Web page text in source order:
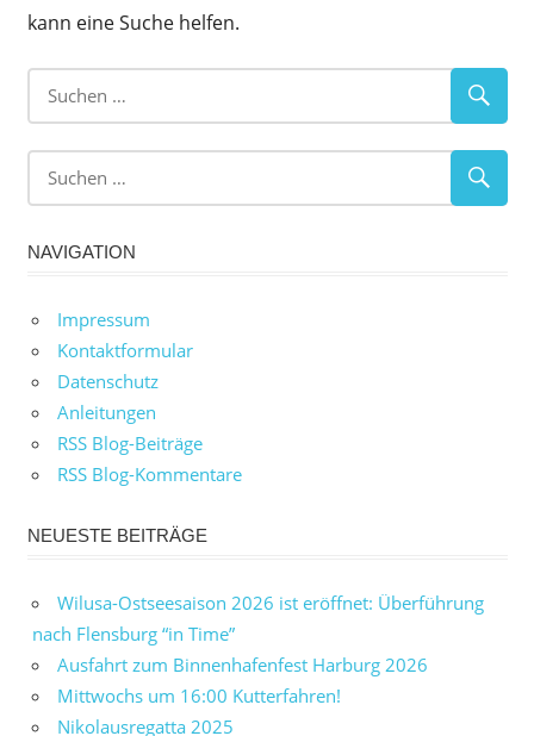
kann eine Suche helfen.
NAVIGATION
Impressum
Kontaktformular
Datenschutz
Anleitungen
RSS Blog-Beiträge
RSS Blog-Kommentare
NEUESTE BEITRÄGE
Wilusa-Ostseesaison 2026 ist eröffnet: Überführung
nach Flensburg “in Time”
Ausfahrt zum Binnenhafenfest Harburg 2026
Mittwochs um 16:00 Kutterfahren!
Nikolausregatta 2025